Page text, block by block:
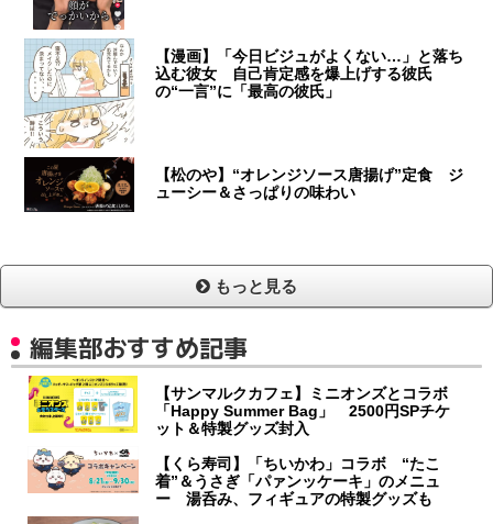
【漫画】「今日ビジュがよくない…」と落ち
込む彼女 自己肯定感を爆上げする彼氏
の“一言”に「最高の彼氏」
【松のや】“オレンジソース唐揚げ”定食 ジ
ューシー＆さっぱりの味わい
もっと見る
編集部おすすめ記事
【サンマルクカフェ】ミニオンズとコラボ
「Happy Summer Bag」 2500円SPチケ
ット＆特製グッズ封入
【くら寿司】「ちいかわ」コラボ “たこ
着”＆うさぎ「パァンッケーキ」のメニュ
ー 湯呑み、フィギュアの特製グッズも